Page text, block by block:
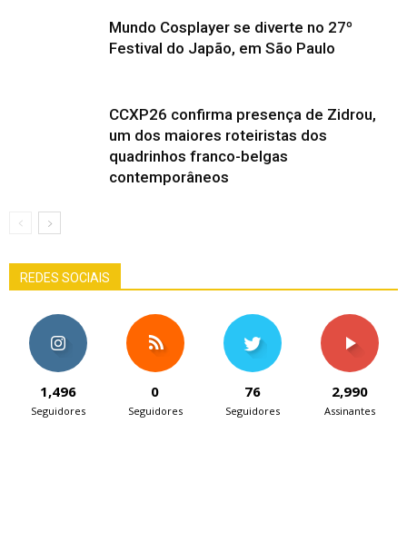
Mundo Cosplayer se diverte no 27º
Festival do Japão, em São Paulo
CCXP26 confirma presença de Zidrou,
um dos maiores roteiristas dos
quadrinhos franco-belgas
contemporâneos
REDES SOCIAIS
1,496
Seguidores
0
Seguidores
76
Seguidores
2,990
Assinantes